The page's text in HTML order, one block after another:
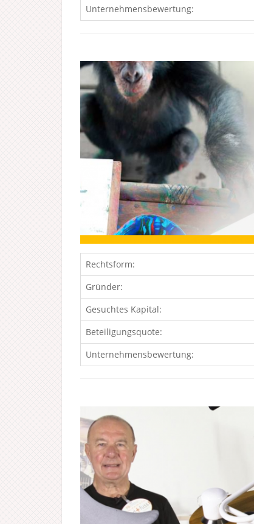
Unternehmensbewertung:
Rechtsform:
Gründer:
Gesuchtes Kapital:
Beteiligungsquote:
Unternehmensbewertung: